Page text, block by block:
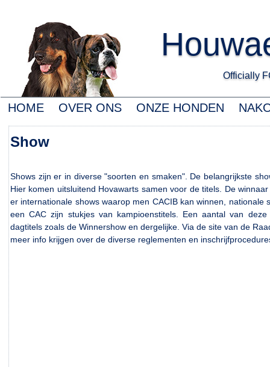
Officially
HOME OVER ONS ONZE HONDEN
Show
Shows zijn er in diverse "soorten en smaken". De belangrijkste
Hier komen uitsluitend Hovawarts samen voor de titels. De
er internationale shows waarop men CACIB kan winnen,
een CAC zijn stukjes van kampioenstitels. Een aantal van
dagtitels zoals de Winnershow en dergelijke. Via de site van de
meer info krijgen over de diverse reglementen en